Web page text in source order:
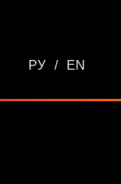
РУ / EN